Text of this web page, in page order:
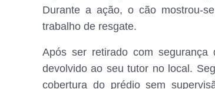
Durante a ação, o cão mostrou-
trabalho de resgate.
Após ser retirado com
devolvido ao seu tutor no local.
cobertura do prédio sem